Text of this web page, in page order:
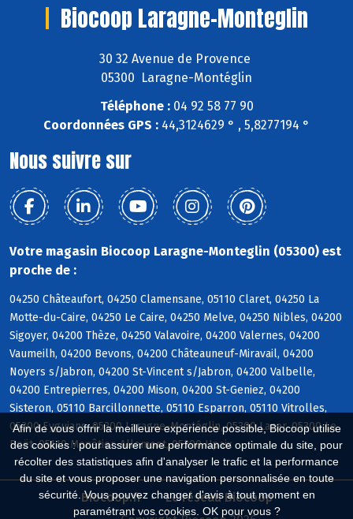
Afin de vous offrir la meilleure expérience possible, Biocoop utilise
des cookies : pour assurer une performance optimale du site, pour
récolter des statistiques afin d'analyser le trafic et la performance
du site et vous proposer une navigation personnalisée en toute
sécurité. Vous pouvez changer d'avis à tout moment en
paramétrant vos cookies. OK pour vous ?
Biocoop Laragne-Monteglin
30 32 Avenue de Provence
05300 Laragne-Montéglin
Téléphone :04 92 58 77 90
Coordonnées GPS : 44,3124629 ° , 5,8277194 °
Nous suivre sur
Votre magasin Biocoop Laragne-Monteglin (05300) est
proche de :
04250 Châteaufort, 04250 Clamensane, 05110 Claret, 04250 La
Motte-du-Caire, 04250 Le Caire, 04250 Melve, 04250 Nibles, 04200
Sigoyer, 04200 Thèze, 04250 Valavoire, 04200 Valernes, 04200
Vaumeilh, 04200 Bevons, 04200 Châteauneuf-Miravail, 04200
Noyers s/Jabron, 04200 St-Vincent s/Jabron, 04200 Valbelle,
04200 Entrepierres, 04200 Mison, 04200 St-Geniez, 04200
Sisteron, 05110 Barcillonnette, 05110 Esparron, 05110 Vitrolles,
05300 Eyguians, 05300 Laragne-Montéglin, 05300 Lazer, 05300 Le
Poët, 05110 Monêtier-Allemont, 05300 Upaix
Biocoop.fr
Le réseau Biocoop